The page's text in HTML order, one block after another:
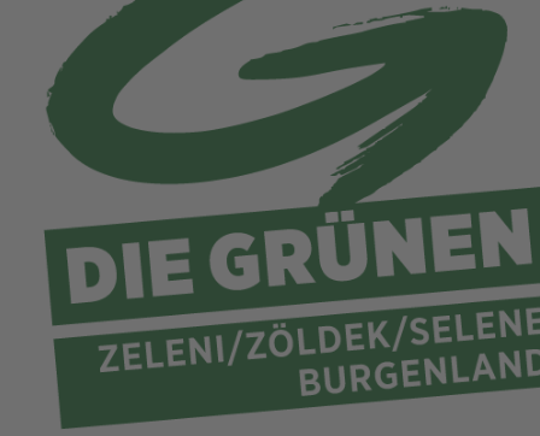
Tirol
Vorarlberg
Wien
Netzwerk